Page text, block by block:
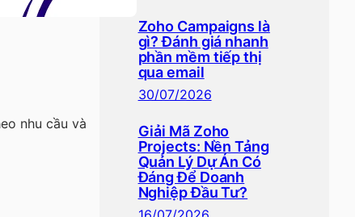
nhu cầu và
Zoho Campaigns là
gì? Đánh giá nhanh
phần mềm tiếp thị
qua email
30/07/2026
Giải Mã Zoho
Projects: Nền Tảng
Quản Lý Dự Án Có
Đáng Để Doanh
Nghiệp Đầu Tư?